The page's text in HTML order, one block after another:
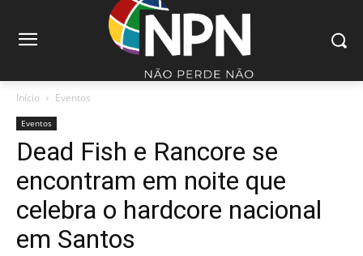
Início Eventos
Eventos
Dead Fish e Rancore se
encontram em noite que
celebra o hardcore nacional
em Santos